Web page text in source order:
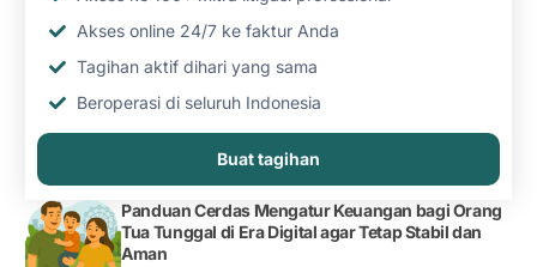
Akses online 24/7 ke faktur Anda
Tagihan aktif dihari yang sama
Beroperasi di seluruh Indonesia
Buat tagihan
Panduan Cerdas Mengatur Keuangan bagi Orang
Tua Tunggal di Era Digital agar Tetap Stabil dan
Aman